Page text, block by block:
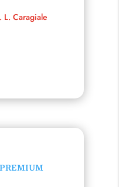
L. Caragiale